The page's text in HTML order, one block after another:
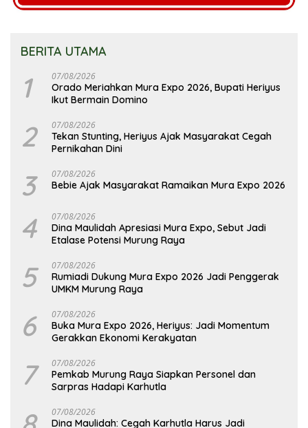
BERITA UTAMA
1 07/08/2026
Orado Meriahkan Mura Expo 2026, Bupati Heriyus
Ikut Bermain Domino
2 07/08/2026
Tekan Stunting, Heriyus Ajak Masyarakat Cegah
Pernikahan Dini
3 07/08/2026
Bebie Ajak Masyarakat Ramaikan Mura Expo 2026
4 07/08/2026
Dina Maulidah Apresiasi Mura Expo, Sebut Jadi
Etalase Potensi Murung Raya
5 07/08/2026
Rumiadi Dukung Mura Expo 2026 Jadi Penggerak
UMKM Murung Raya
6 07/08/2026
Buka Mura Expo 2026, Heriyus: Jadi Momentum
Gerakkan Ekonomi Kerakyatan
7 07/08/2026
Pemkab Murung Raya Siapkan Personel dan
Sarpras Hadapi Karhutla
07/08/2026
Dina Maulidah: Cegah Karhutla Harus Jadi